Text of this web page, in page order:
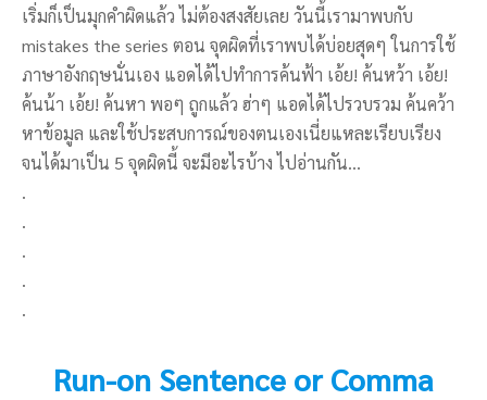
เริ่มก็เป็นมุกคำผิดแล้ว ไม่ต้องสงสัยเลย วันนี้เรามาพบกับ
mistakes the series ตอน จุดผิดที่เราพบได้บ่อยสุดๆ ในการใช้
ภาษาอังกฤษนั่นเอง แอดได้ไปทำการค้นฟ้า เอ้ย! ค้นหว้า เอ้ย!
ค้นน้า เอ้ย! ค้นหา พอๆ ถูกแล้ว ฮ่าๆ แอดได้ไปรวบรวม ค้นคว้า
หาข้อมูล และใช้ประสบการณ์ของตนเองเนี่ยแหละเรียบเรียง
จนได้มาเป็น 5 จุดผิดนี้ จะมีอะไรบ้าง ไปอ่านกัน…
.
.
.
.
.
Run-on Sentence or Comma